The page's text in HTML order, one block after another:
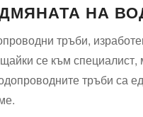
НА
тръби,
се към
тръби са